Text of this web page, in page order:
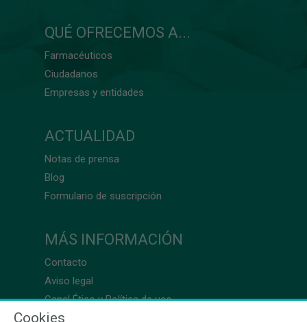
QUÉ OFRECEMOS A...
Farmacéuticos
Ciudadanos
Empresas y entidades
ACTUALIDAD
Notas de prensa
Blog
Formulario de suscripción
MÁS INFORMACIÓN
Contacto
Aviso legal
Canal Ético y Política de uso
Cookies